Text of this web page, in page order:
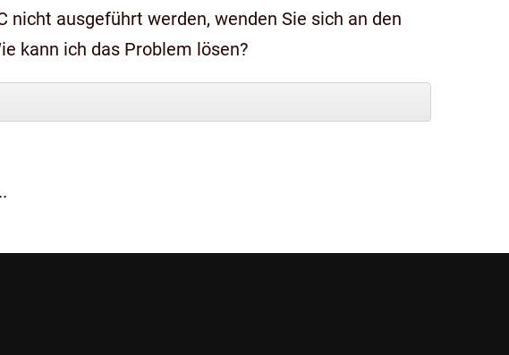
kann ich das Problem lösen?